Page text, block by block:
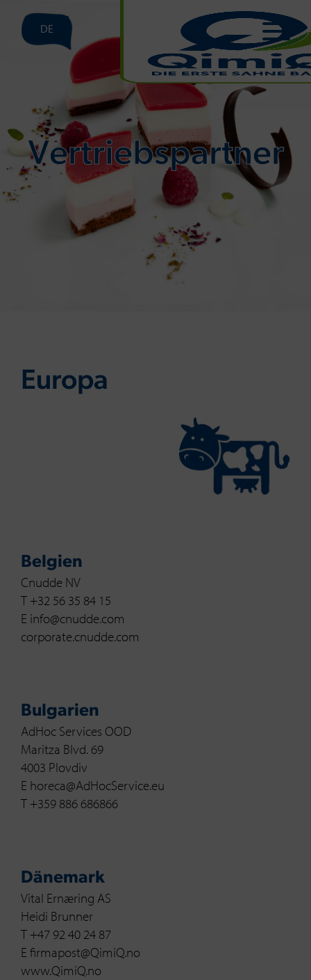
DE
Vertriebspartner
Eu­ro­pa
Belgien
Cnudde NV
T +32 56 35 84 15
E info@cnudde.com
corporate.cnudde.com
Bulgarien
AdHoc Services OOD
Maritza Blvd. 69
4003 Plovdiv
E horeca@AdHocService.eu
T +359 886 686866
Dänemark
Vital Ernæring AS
Heidi Brunner
T +47 92 40 24 87
E firmapost@QimiQ.no
www.QimiQ.no